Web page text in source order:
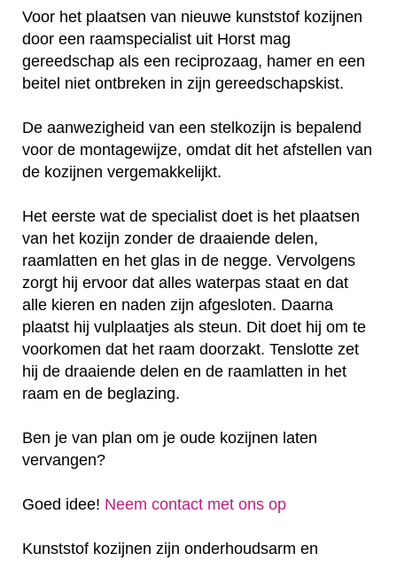
Voor het plaatsen van nieuwe kunststof kozijnen
door een raamspecialist uit Horst mag
gereedschap als een reciprozaag, hamer en een
beitel niet ontbreken in zijn gereedschapskist.
De aanwezigheid van een stelkozijn is bepalend
voor de montagewijze, omdat dit het afstellen van
de kozijnen vergemakkelijkt.
Het eerste wat de specialist doet is het plaatsen
van het kozijn zonder de draaiende delen,
raamlatten en het glas in de negge. Vervolgens
zorgt hij ervoor dat alles waterpas staat en dat
alle kieren en naden zijn afgesloten. Daarna
plaatst hij vulplaatjes als steun. Dit doet hij om te
voorkomen dat het raam doorzakt. Tenslotte zet
hij de draaiende delen en de raamlatten in het
raam en de beglazing.
Ben je van plan om je oude kozijnen laten
vervangen?
Goed idee! Neem contact met ons op
Kunststof kozijnen zijn onderhoudsarm en